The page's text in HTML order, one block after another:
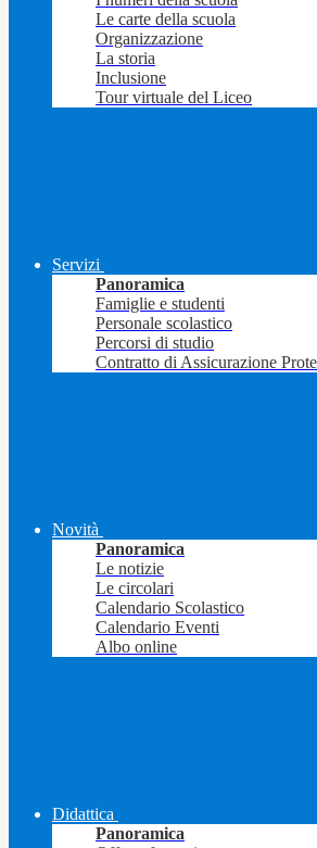
Le carte della scuola
Organizzazione
La storia
Inclusione
Tour virtuale del Liceo
Servizi
Panoramica
Famiglie e studenti
Personale scolastico
Percorsi di studio
Contratto di Assicurazione
Novità
Panoramica
Le notizie
Le circolari
Calendario Scolastico
Calendario Eventi
Albo online
Didattica
Panoramica